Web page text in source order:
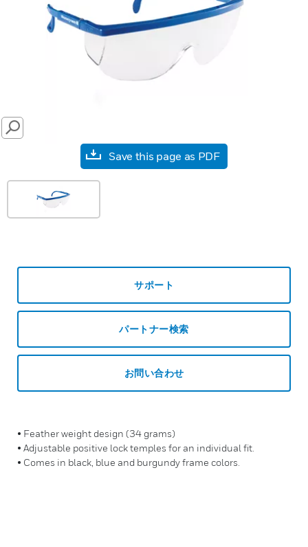
SEARCH
Save this page as PDF
サポート
パートナー検索
お問い合わせ
• Feather weight design (34 grams)
• Adjustable positive lock temples for an individual fit.
• Comes in black, blue and burgundy frame colors.